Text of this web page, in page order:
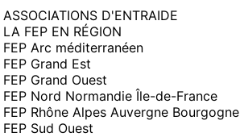
ASSOCIATIONS D'ENTRAIDE
LA FEP EN RÉGION
FEP Arc méditerranéen
FEP Grand Est
FEP Grand Ouest
FEP Nord Normandie Île-de-France
FEP Rhône Alpes Auvergne Bourgogne
FEP Sud Ouest